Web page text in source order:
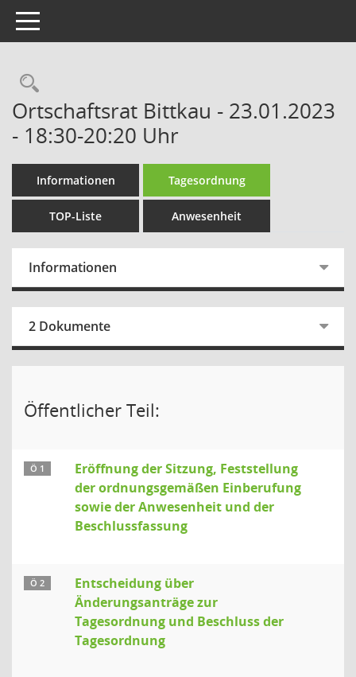
Toggle navigation
Rechercheauswahl
Ortschaftsrat Bittkau - 23.01.2023
- 18:30-20:20 Uhr
Informationen Tagesordnung
TOP-Liste Anwesenheit
Informationen
2 Dokumente
Öffentlicher Teil:
Ö 1
Eröffnung der Sitzung, Feststellung
der ordnungsgemäßen Einberufung
sowie der Anwesenheit und der
Beschlussfassung
Ö 2
Entscheidung über
Änderungsanträge zur
Tagesordnung und Beschluss der
Tagesordnung